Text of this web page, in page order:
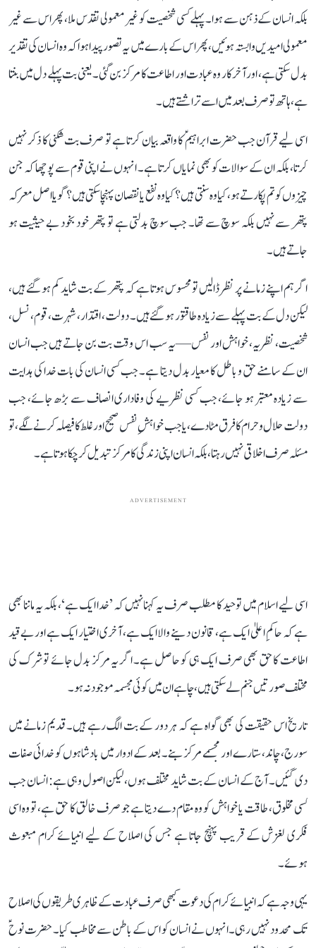
بلکہ انسان کے ذہن سے ہوا۔ پہلے کسی شخصیت کو غیر معمولی تقدس ملا، پھر اس سے غیر
معمولی امیدیں وابستہ ہوئیں، پھر اس کے بارے میں یہ تصور پیدا ہوا کہ وہ انسان کی تقدیر
بدل سکتی ہے، اور آخرکار وہ عبادت اور اطاعت کا مرکز بن گئی۔ یعنی بت پہلے دل میں بنتا
ہے، ہاتھ تو صرف بعد میں اسے تراشتے ہیں۔
اسی لیے قرآن جب حضرت ابراہیمؑ کا واقعہ بیان کرتا ہے تو صرف بت شکنی کا ذکر نہیں
کرتا، بلکہ ان کے سوالات کو بھی نمایاں کرتا ہے۔ انہوں نے اپنی قوم سے پوچھا کہ جن
چیزوں کو تم پکارتے ہو، کیا وہ سنتی ہیں؟ کیا وہ نفع یا نقصان پہنچا سکتی ہیں؟ گویا اصل معرکہ
پتھر سے نہیں بلکہ سوچ سے تھا۔ جب سوچ بدلتی ہے تو پتھر خود بخود بے حیثیت ہو
جاتے ہیں۔
اگر ہم اپنے زمانے پر نظر ڈالیں تو محسوس ہوتا ہے کہ پتھر کے بت شاید کم ہو گئے ہیں،
لیکن دل کے بت پہلے سے زیادہ طاقتور ہو گئے ہیں۔ دولت، اقتدار، شہرت، قوم، نسل،
شخصیت، نظریہ، خواہش اور نفس—یہ سب اس وقت بت بن جاتے ہیں جب انسان
ان کے سامنے حق و باطل کا معیار بدل دیتا ہے۔ جب کسی انسان کی بات خدا کی ہدایت
سے زیادہ معتبر ہو جائے، جب کسی نظریے کی وفاداری انصاف سے بڑھ جائے، جب
دولت حلال و حرام کا فرق مٹا دے، یا جب خواہشِ نفس صحیح اور غلط کا فیصلہ کرنے لگے، تو
مسئلہ صرف اخلاقی نہیں رہتا، بلکہ انسان اپنی زندگی کا مرکز تبدیل کر چکا ہوتا ہے۔
ADVERTISEMENT
اسی لیے اسلام میں توحید کا مطلب صرف یہ کہنا نہیں کہ ’خدا ایک ہے‘، بلکہ یہ ماننا بھی
ہے کہ حاکمِ اعلیٰ ایک ہے، قانون دینے والا ایک ہے، آخری اختیار ایک ہے اور بے قید
اطاعت کا حق بھی صرف ایک ہی کو حاصل ہے۔ اگر یہ مرکز بدل جائے تو شرک کی
مختلف صورتیں جنم لے سکتی ہیں، چاہے ان میں کوئی مجسمہ موجود نہ ہو۔
تاریخ اس حقیقت کی بھی گواہ ہے کہ ہر دور کے بت الگ رہے ہیں۔ قدیم زمانے میں
سورج، چاند، ستارے اور مجسمے مرکز بنے۔ بعد کے ادوار میں بادشاہوں کو خدائی صفات
دی گئیں۔ آج کے انسان کے بت شاید مختلف ہوں، لیکن اصول وہی ہے: انسان جب
کسی مخلوق، طاقت یا خواہش کو وہ مقام دے دیتا ہے جو صرف خالق کا حق ہے، تو وہ اسی
فکری لغزش کے قریب پہنچ جاتا ہے جس کی اصلاح کے لیے انبیائے کرام مبعوث
ہوئے۔
یہی وجہ ہے کہ انبیائے کرام کی دعوت کبھی صرف عبادت کے ظاہری طریقوں کی اصلاح
تک محدود نہیں رہی۔ انہوں نے انسان کو اس کے باطن سے مخاطب کیا۔ حضرت نوحؑ